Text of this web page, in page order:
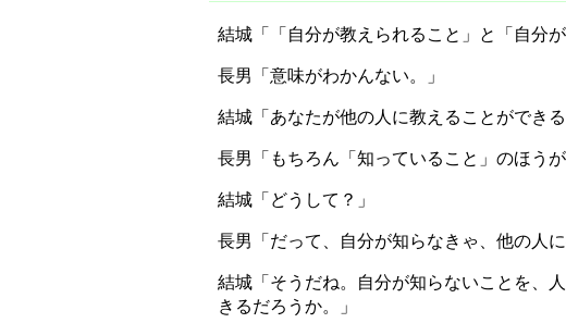
結城「「自分が教えられること」と「自分
長男「意味がわかんない。」
結城「あなたが他の人に教えることができ
長男「もちろん「知っていること」のほうが
結城「どうして？」
長男「だって、自分が知らなきゃ、他の人
結城「そうだね。自分が知らないことを、
きるだろうか。」